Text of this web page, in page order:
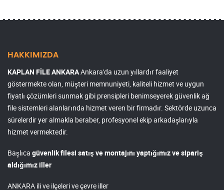
HAKKIMIZDA
KAPLAN FİLE ANKARAAnkara'da uzun yıllardır faaliyet
göstermekte olan, müşteri memnuniyeti, kaliteli hizmet ve uygun
fiyatlı çözümleri sunmak gibi prensipleri benimseyerek güvenlik ağ
file sistemleri alanlarında hizmet veren bir firmadır. Sektörde uzunca
sürelerdir yer almakla beraber, profesyonel ekip arkadaşlarıyla
hizmet vermektedir.
Başlıca güvenlik filesi satış ve montajını yaptığımız ve sipariş
aldığımız iller
ANKARA ili ve ilçeleri ve çevre iller